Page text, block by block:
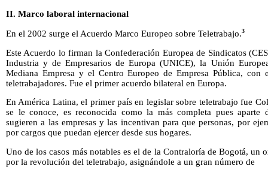
II. Marco laboral internacional
En el 2002 surge el Acuerdo Marco Europeo sobre Teletrabajo.3
Este Acuerdo lo firman la Confederación Europea de Sindicatos
Industria y de Empresarios de Europa (UNICE), la Unión
Mediana Empresa y el Centro Europeo de Empresa Pública,
teletrabajadores. Fue el primer acuerdo bilateral en Europa.
En América Latina, el primer país en legislar sobre teletrabajo fue
se le conoce, es reconocida como la más completa pues aparte
sugieren a las empresas y las incentivan para que personas, por
por cargos que puedan ejercer desde sus hogares.
Uno de los casos más notables es el de la Contraloría de Bogotá, un
por la revolución del teletrabajo, asignándole a un gran número de